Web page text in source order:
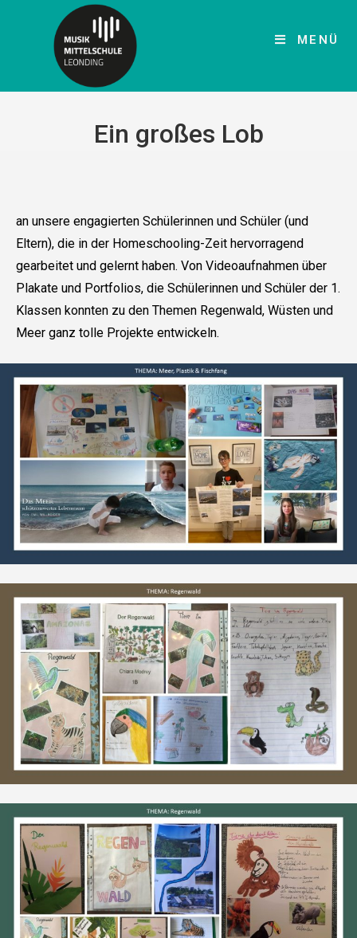
MENÜ
Ein großes Lob
an unsere engagierten Schülerinnen und Schüler (und
Eltern), die in der Homeschooling-Zeit hervorragend
gearbeitet und gelernt haben. Von Videoaufnahmen über
Plakate und Portfolios, die Schülerinnen und Schüler der 1.
Klassen konnten zu den Themen Regenwald, Wüsten und
Meer ganz tolle Projekte entwickeln.